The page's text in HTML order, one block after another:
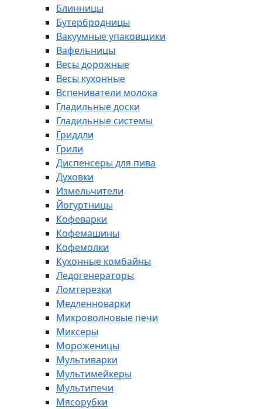
Блинницы
Бутербродницы
Вакуумные упаковщики
Вафельницы
Весы дорожные
Весы кухонные
Вспениватели молока
Гладильные доски
Гладильные системы
Гриддли
Грили
Диспенсеры для пива
Духовки
Измельчители
Йогуртницы
Кофеварки
Кофемашины
Кофемолки
Кухонные комбайны
Ледогенераторы
Ломтерезки
Медленноварки
Микроволновые печи
Миксеры
Мороженицы
Мультиварки
Мультимейкеры
Мультипечи
Мясорубки